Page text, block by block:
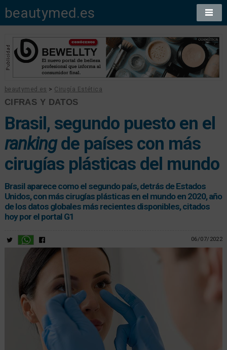
beautymed.es
beautymed.es > Cirugía Estética
CIFRAS Y DATOS
Brasil, segundo puesto en el
rankingde países con más
cirugías plásticas del mundo
Brasil aparece como el segundo país, detrás de Estados
Unidos, con más cirugías plásticas en el mundo en 2020, año
de los datos globales más recientes disponibles, citados
hoy por el portal G1
06/07/2022